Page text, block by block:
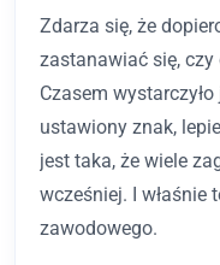
Zdarza się, że
zastanawiać się, czy
Czasem
ustawiony znak,
jest taka, że wiele
wcześniej. I właśnie
zawodowego.